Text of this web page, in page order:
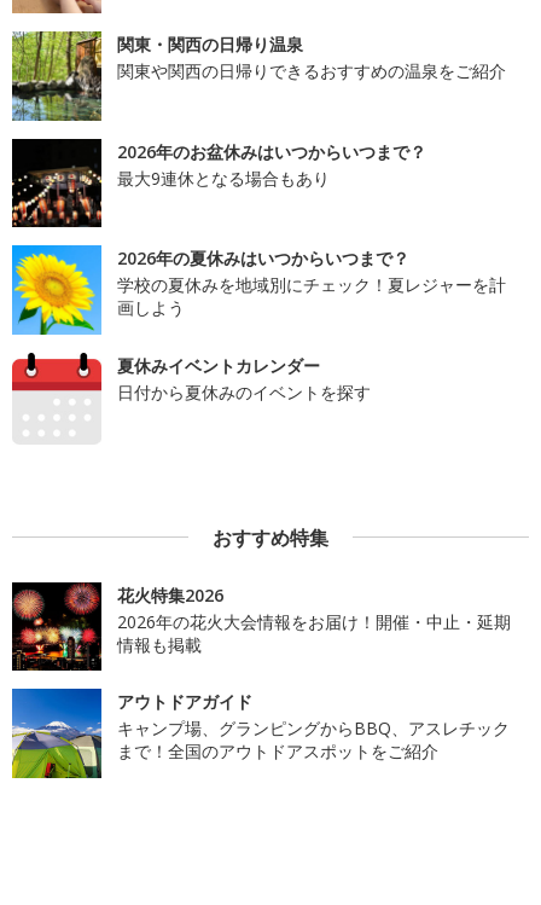
関東・関西の日帰り温泉
関東や関西の日帰りできるおすすめの温泉をご紹介
2026年のお盆休みはいつからいつまで？
最大9連休となる場合もあり
2026年の夏休みはいつからいつまで？
学校の夏休みを地域別にチェック！夏レジャーを計
画しよう
夏休みイベントカレンダー
日付から夏休みのイベントを探す
おすすめ特集
花火特集2026
2026年の花火大会情報をお届け！開催・中止・延期
情報も掲載
アウトドアガイド
キャンプ場、グランピングからBBQ、アスレチック
まで！全国のアウトドアスポットをご紹介